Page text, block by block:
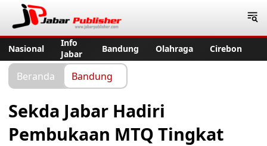
Nasional
Info
Jabar
Bandung Olahraga Cirebon
Beranda Bandung
Sekda Jabar Hadiri
Pembukaan MTQ Tingkat